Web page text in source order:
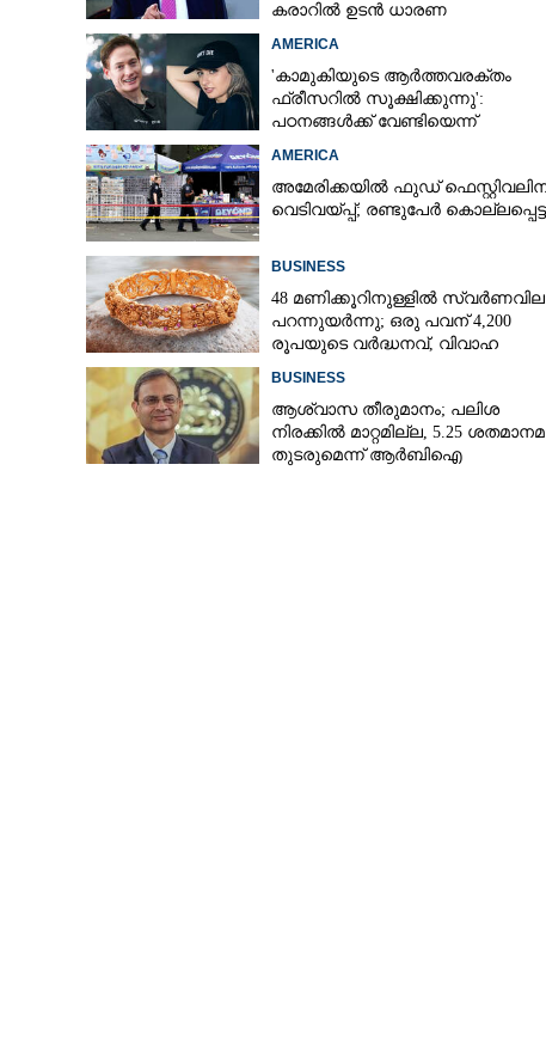
കരാറിൽ ഉടൻ ധാരണ
AMERICA
'കാമുകിയുടെ ആർത്തവരക്തം
ഫ്രീസറിൽ സൂക്ഷിക്കുന്നു':
പഠനങ്ങൾക്ക് വേണ്ടിയെന്ന്
AMERICA
അമേരിക്കയിൽ ഫുഡ്
വെടിവയ്‌പ്പ്; രണ്ടുപേർ
BUSINESS
48 മണിക്കൂറിനുള്ളിൽ സ്വർണവില
പറന്നുയർന്നു; ഒരു പവന് 4,200
രൂപയുടെ വർദ്ധനവ്, വിവാഹ
BUSINESS
ആശ്വാസ തീരുമാനം; പലിശ
നിരക്കിൽ മാറ്റമില്ല, 5.25
തുടരുമെന്ന് ആർബിഐ
ക്രൂരമായി